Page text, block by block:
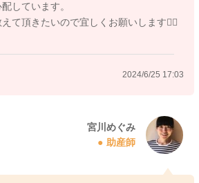
しています。
て頂きたいので宜しくお願いします🙇‍♀️
2024/6/25 17:03
宮川めぐみ
助産師